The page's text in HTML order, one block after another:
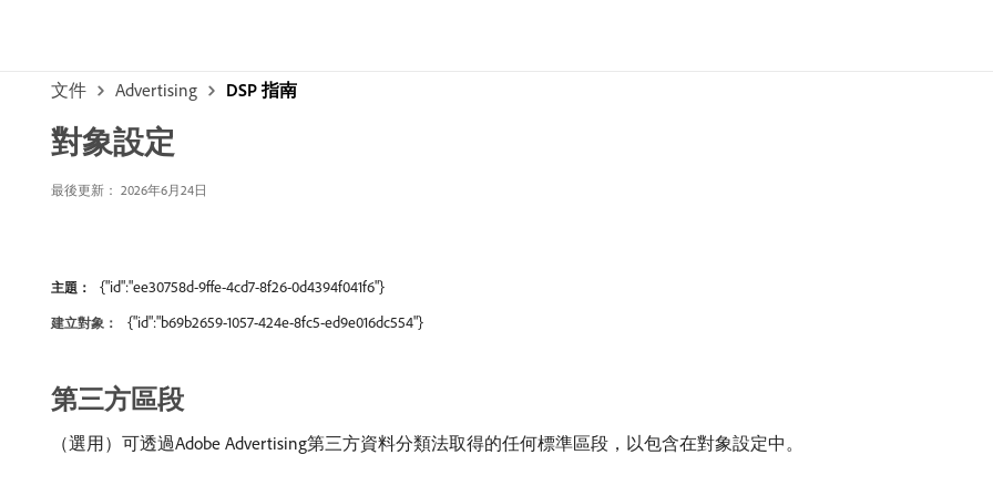
文件 Advertising DSP 指南
對象設定
最後更新： 2026年6月24日
主題： {"id":"ee30758d-9ffe-4cd7-8f26-0d4394f041f6"}
建立對象： {"id":"b69b2659-1057-424e-8fc5-ed9e016dc554"}
第三方區段
（選用）可透過Adobe Advertising第三方資料分類法取得的任何標準區段，以包含在對象設定中。